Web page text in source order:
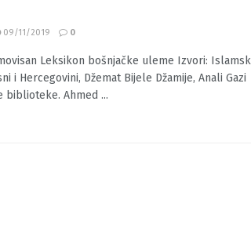
Leksikon bošnjačke uleme Izvori: Islamska